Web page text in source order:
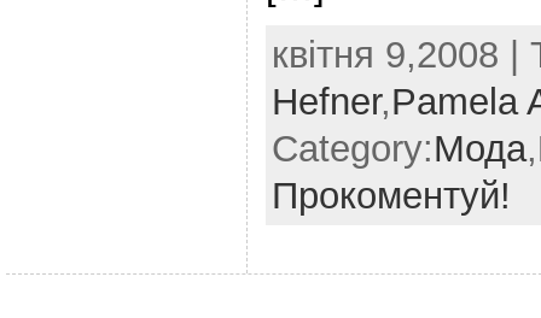
квітня 9,2008 |
Hefner,Pamela
Category:Мода,
Прокоментуй!